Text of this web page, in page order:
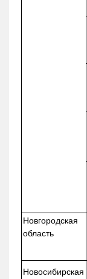
Новгородская
область
Новосибирская